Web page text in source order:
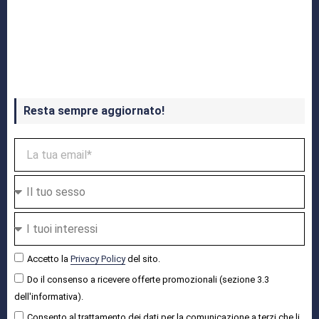
Resta sempre aggiornato!
Accetto la Privacy Policydel sito.
Do il consenso a ricevere offerte promozionali (sezione 3.3
dell'informativa).